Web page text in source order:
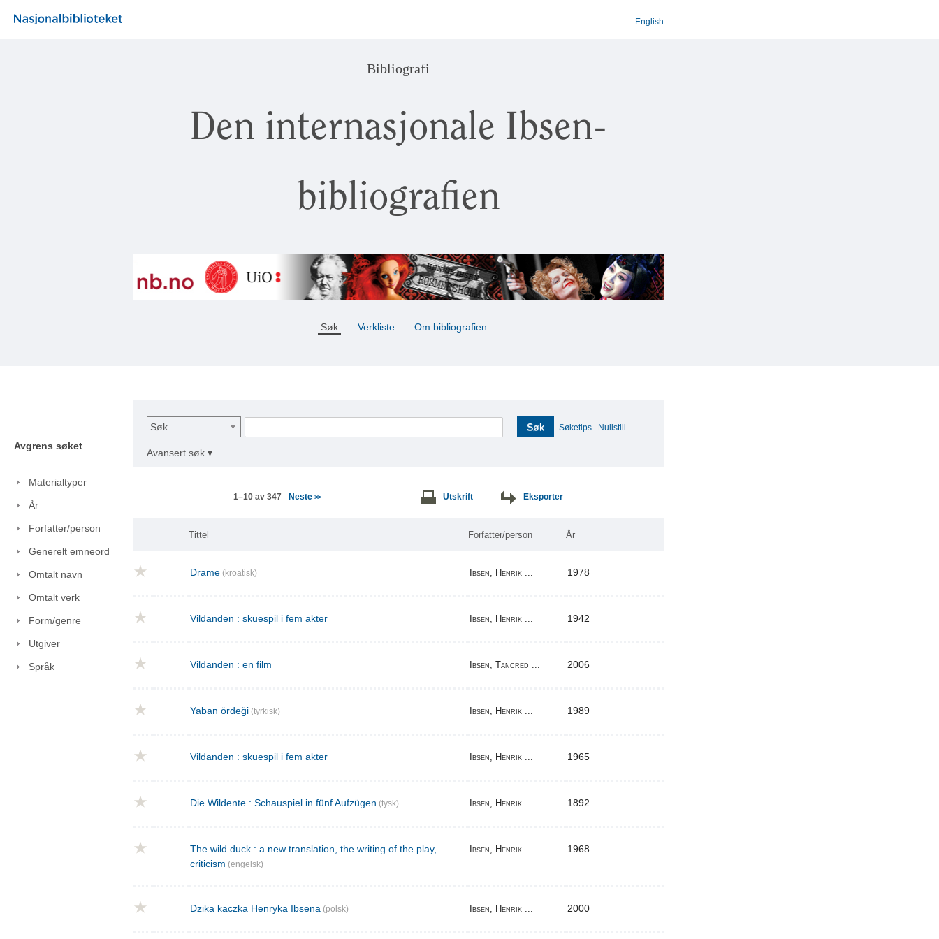
English
Bibliografi
Den internasjonale Ibsen-
bibliografien
Søk Verkliste Om bibliografien
Avgrens søket
Materialtyper
År
Forfatter/person
Generelt emneord
Omtalt navn
Omtalt verk
Form/genre
Utgiver
Språk
Søk Søk Søketips Nullstill
Avansert søk ▾
1–10 av 347 Neste >> Utskrift Eksporter
Tittel Forfatter/person År
Drame (kroatisk) Ibsen, Henrik ... 1978
Vildanden : skuespil i fem akter Ibsen, Henrik ... 1942
Vildanden : en film Ibsen, Tancred ... 2006
Yaban ördeği (tyrkisk) Ibsen, Henrik ... 1989
Vildanden : skuespil i fem akter Ibsen, Henrik ... 1965
Die Wildente : Schauspiel in fünf Aufzügen (tysk) Ibsen, Henrik ... 1892
The wild duck : a new translation, the writing of the play,
criticism (engelsk)
Ibsen, Henrik ... 1968
Dzika kaczka Henryka Ibsena (polsk) Ibsen, Henrik ... 2000